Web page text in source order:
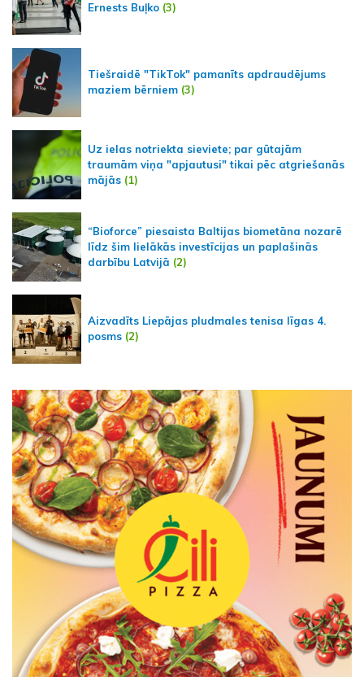
Ernests Buļko (3)
Tiešraidē "TikTok" pamanīts apdraudējums
maziem bērniem (3)
Uz ielas notriekta sieviete; par gūtajām
traumām viņa "apjautusi" tikai pēc atgriešanās
mājās (1)
“Bioforce” piesaista Baltijas biometāna nozarē
līdz šim lielākās investīcijas un paplašinās
darbību Latvijā (2)
Aizvadīts Liepājas pludmales tenisa līgas 4.
posms (2)